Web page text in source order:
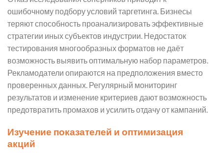
ошибочному подбору условий таргетинга. Бизнесы
теряют способность проанализировать эффективные
стратегии иных субъектов индустрии. Недостаток
тестирования многообразных форматов не даёт
возможность выявить оптимальную набор параметров.
Рекламодатели опираются на предположения вместо
проверенных данных. Регулярный мониторинг
результатов и изменение критериев дают возможность
предотвратить промахов и усилить отдачу от кампаний.
Изучение показателей и оптимизация
акций